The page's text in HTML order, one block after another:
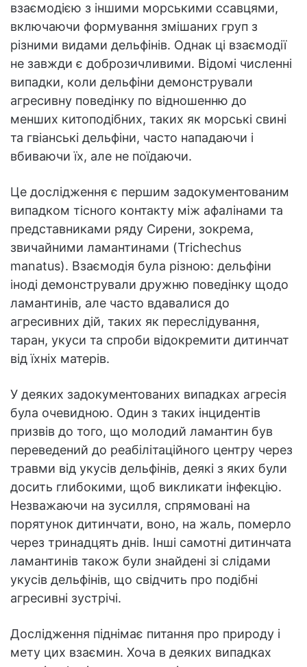
взаємодією з іншими морськими ссавцями,
включаючи формування змішаних груп з
різними видами дельфінів. Однак ці взаємодії
не завжди є доброзичливими. Відомі численні
випадки, коли дельфіни демонстрували
агресивну поведінку по відношенню до
менших китоподібних, таких як морські свині
та гвіанські дельфіни, часто нападаючи і
вбиваючи їх, але не поїдаючи.
Це дослідження є першим задокументованим
випадком тісного контакту між афалінами та
представниками ряду Сирени, зокрема,
звичайними ламантинами (Trichechus
manatus). Взаємодія була різною: дельфіни
іноді демонстрували дружню поведінку щодо
ламантинів, але часто вдавалися до
агресивних дій, таких як переслідування,
таран, укуси та спроби відокремити дитинчат
від їхніх матерів.
У деяких задокументованих випадках агресія
була очевидною. Один з таких інцидентів
призвів до того, що молодий ламантин був
переведений до реабілітаційного центру через
травми від укусів дельфінів, деякі з яких були
досить глибокими, щоб викликати інфекцію.
Незважаючи на зусилля, спрямовані на
порятунок дитинчати, воно, на жаль, померло
через тринадцять днів. Інші самотні дитинчата
ламантинів також були знайдені зі слідами
укусів дельфінів, що свідчить про подібні
агресивні зустрічі.
Дослідження піднімає питання про природу і
мету цих взаємин. Хоча в деяких випадках